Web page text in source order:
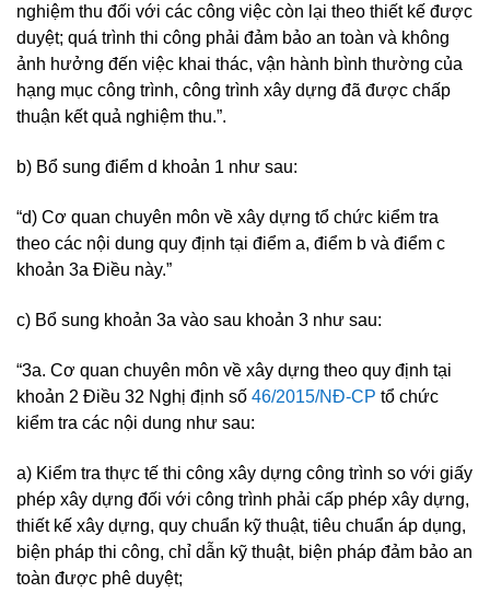
nghiệm thu đối với các công việc còn lại theo thiết kế được
duyệt; quá trình thi công phải đảm bảo an toàn và không
ảnh hưởng đến việc khai thác, vận hành bình thường của
hạng mục công trình, công trình xây dựng đã được chấp
thuận kết quả nghiệm thu.”.
b) Bổ sung điểm d khoản 1 như sau:
“d) Cơ quan chuyên môn về xây dựng tổ chức kiểm tra
theo các nội dung quy định tại điểm a, điểm b và điểm c
khoản 3a Điều này.”
c) Bổ sung khoản 3a vào sau khoản 3 như sau:
“3a. Cơ quan chuyên môn về xây dựng theo quy định tại
khoản 2 Điều 32 Nghị định số 46/2015/NĐ-CP tổ chức
kiểm tra các nội dung như sau:
a) Kiểm tra thực tế thi công xây dựng công trình so với giấy
phép xây dựng đối với công trình phải cấp phép xây dựng,
thiết kế xây dựng, quy chuẩn kỹ thuật, tiêu chuẩn áp dụng,
biện pháp thi công, chỉ dẫn kỹ thuật, biện pháp đảm bảo an
toàn được phê duyệt;